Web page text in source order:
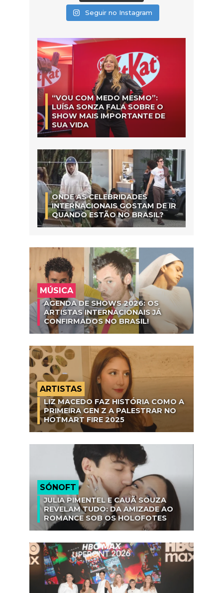
Seguir no Instagram
“VOU COM MEDO MESMO”:
LUÍSA SONZA FALA SOBRE O
SHOW MAIS IMPORTANTE DE
SUA VIDA
ONDE AS CELEBRIDADES
INTERNACIONAIS GOSTAM DE IR
QUANDO ESTÃO NO BRASIL?
MÚSICA
AGENDA DE SHOWS 2026: OS
ARTISTAS INTERNACIONAIS JÁ
CONFIRMADOS NO BRASIL!
ARTISTAS
LIZ MACEDO FAZ HISTÓRIA COMO A
PRIMEIRA GEN Z A PALESTRAR NO
HOTMART FIRE 2025
SÓNOFT
JULIA PIMENTEL E CAUÃ SOUZA
REVELAM TUDO: DA AMIZADE AO
ROMANCE SOB OS HOLOFOTES